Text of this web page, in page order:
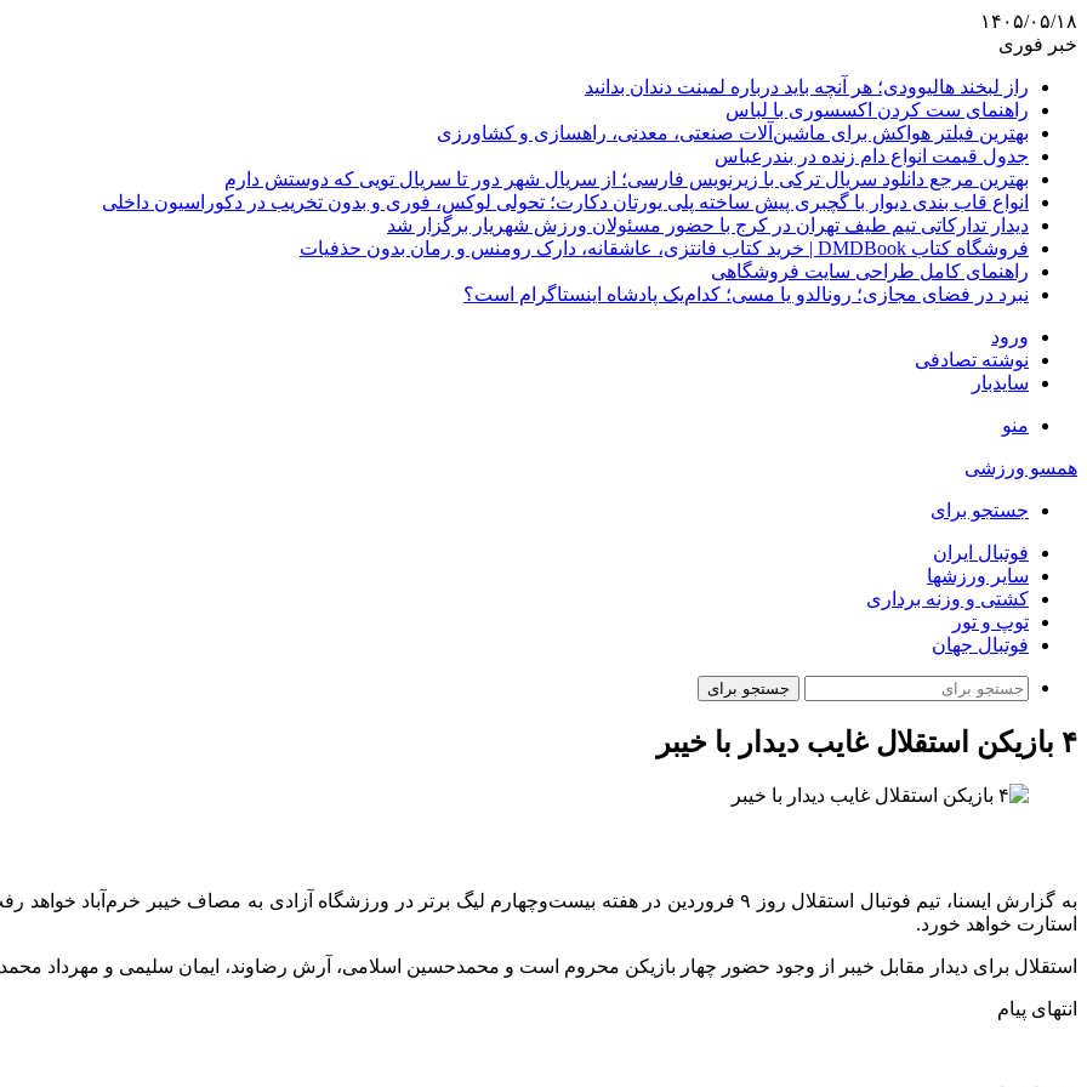
۱۴۰۵/۰۵/۱۸
خبر فوری
راز لبخند هالیوودی؛ هر آنچه باید درباره لمینت دندان بدانید
راهنمای ست کردن اکسسوری با لباس
بهترین فیلتر هواکش برای ماشین‌آلات صنعتی، معدنی، راهسازی و کشاورزی
جدول قیمت انواع دام زنده در بندرعباس
بهترین مرجع دانلود سریال ترکی با زیرنویس فارسی؛ از سریال شهر دور تا سریال تویی که دوستش دارم
انواع قاب بندی دیوار با گچبری پیش ساخته پلی یورتان دکارت؛ تحولی لوکس، فوری و بدون تخریب در دکوراسیون داخلی
دیدار تدارکاتی تیم طیف تهران در کرج با حضور مسئولان ورزش شهریار برگزار شد
فروشگاه کتاب DMDBook | خرید کتاب فانتزی، عاشقانه، دارک رومنس و رمان بدون حذفیات
راهنمای کامل طراحی سایت فروشگاهی
نبرد در فضای مجازی؛ رونالدو یا مسی؛ کدام‌یک پادشاه اینستاگرام است؟
ورود
نوشته تصادفی
سایدبار
منو
همسو ورزشی
جستجو برای
فوتبال ایران
سایر ورزشها
کشتی و وزنه برداری
توپ و تور
فوتبال جهان
جستجو برای
۴ بازیکن استقلال غایب دیدار با خیبر
به گزارش ایسنا، تیم فوتبال استقلال روز ۹ فروردین در هفته بیست‌وچهارم لیگ برتر در ورزشگاه آزادی به مصاف
استارت خواهد خورد.
استقلال برای دیدار مقابل خیبر از وجود حضور چهار بازیکن محروم است و محمدحسین اسلامی، آرش رضاوند، ایمان سلیمی و مهرداد
انتهای پیام